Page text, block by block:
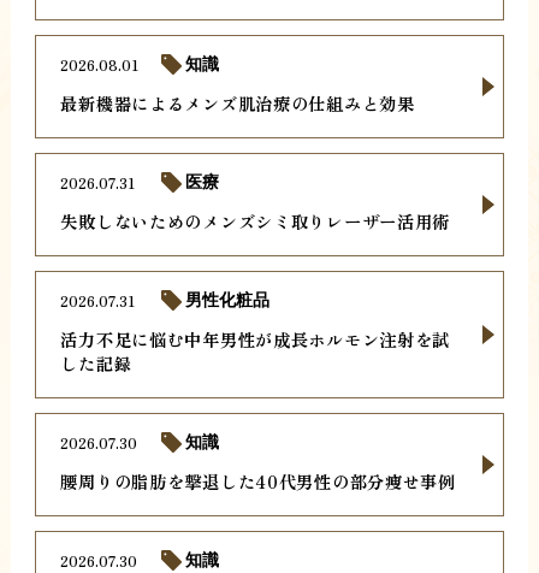
最新機器によるメンズ肌治療の仕組みと効果
2026.08.01 知識
失敗しないためのメンズシミ取りレーザー活用術
2026.07.31 医療
活力不足に悩む中年男性が成長ホルモン注射を試
した記録
2026.07.31 男性化粧品
腰周りの脂肪を撃退した40代男性の部分痩せ事例
2026.07.30 知識
2026.07.30 知識